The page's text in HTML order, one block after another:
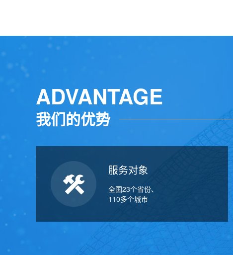
ADVANTAGE
我们的优势
服务对象
全国23个省份、
110多个城市
千
品